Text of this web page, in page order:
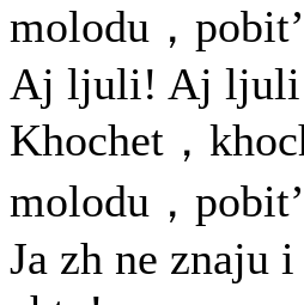
molodu，pobit’
Aj ljuli! Aj
Khochet，
molodu，pobit’
Ja zh ne znaju